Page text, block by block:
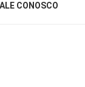
CONOSCO